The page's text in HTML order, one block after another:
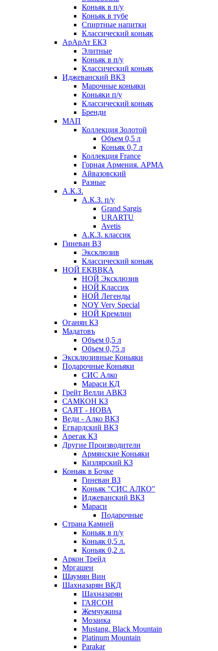
Коньяк в п/у
Коньяк в тубе
Спиртные напитки
Классический коньяк
АрАрАт ЕКЗ
Элитные
Коньяк в п/у
Классический коньяк
Иджеванский ВКЗ
Марочные коньяки
Коньяки п/у
Классический коньяк
Бренди
МАП
Коллекция Золотой
Объем 0,5 л
Коньяк 0,7 л
Коллекция France
Горная Армения. АРМА
Айвазовский
Разные
А.К.З.
А.К.З. п/у
Grand Sargis
URARTU
Avetis
А.К.З. классик
Гиневан ВЗ
Эксклюзив
Классический коньяк
НОЙ ЕКВВКА
НОЙ Эксклюзив
НОЙ Классик
НОЙ Легенды
NOY Very Speсial
НОЙ Кремлин
Оганян КЗ
Мадатовъ
Объем 0,5 л
Объем 0,75 л
Эксклюзивные Коньяки
Подарочные Коньяки
СИС Алко
Мараси КД
Грейт Велли АВКЗ
САМКОН КЗ
САЯТ - НОВА
Веди - Алко ВКЗ
Егвардский ВКЗ
Арегак КЗ
Другие Производители
Армянские Коньяки
Кизлярский КЗ
Коньяк в Бочке
Гиневан ВЗ
Коньяк "СИС АЛКО"
Иджеванский ВКЗ
Мараси
Подарочные
Страна Камней
Коньяк в п/у
Коньяк 0,5 л.
Коньяк 0,2 л.
Аркон Трейд
Мргашен
Шаумян Вин
Шахназарян ВКД
Шахназарян
ГАЯСОН
Жемчужина
Мозаика
Mustang. Black Mountain
Platinum Mountain
Parakar